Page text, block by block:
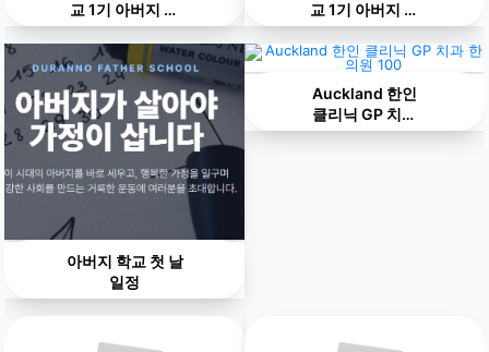
교 1기 아버지 학
교 세쨰날
교 1기 아버지 학
교 둘쨰날
아버지 학교 첫 날
일정
Auckland 한인
클리닉 GP 치과
한의원 100